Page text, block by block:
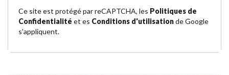
Ce site est protégé par reCAPTCHA, les Politiques de
Confidentialité et es Conditions d'utilisationde Google
s'appliquent.